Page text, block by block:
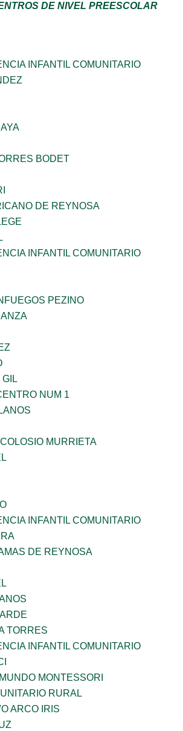
DE NIVEL PREESCOLAR
INFANTIL COMUNITARIO
BODET
DE REYNOSA
INFANTIL COMUNITARIO
PEZINO
GIL
NUM 1
MURRIETA
INFANTIL COMUNITARIO
DE REYNOSA
TORRES
INFANTIL COMUNITARIO
MONTESSORI
RURAL
ARCO IRIS